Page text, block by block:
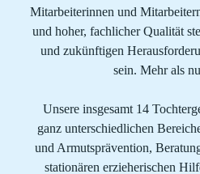
Mitarbeiterinnen und
und hoher, fachlicher Qualität
und zukünftigen
sein. Mehr als
Unsere insgesamt 14
ganz unterschiedlichen
und Armutsprävention,
stationären erzieherischen